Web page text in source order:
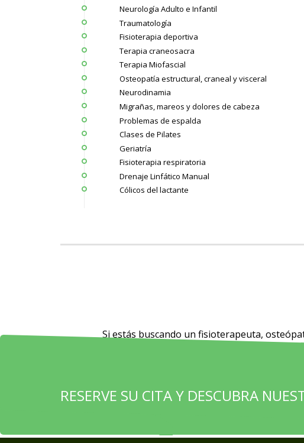
Neurología Adulto e Infantil
Traumatología
Fisioterapia deportiva
Terapia craneosacra
Terapia Miofascial
Osteopatía estructural, craneal y visceral
Neurodinamia
Migrañas, mareos y dolores de cabeza
Problemas de espalda
Clases de Pilates
Geriatría
Fisioterapia respiratoria
Drenaje Linfático Manual
Cólicos del lactante
Si estás buscando un fisioterapeuta,
RESERVE SU CITA Y DESCUBRA